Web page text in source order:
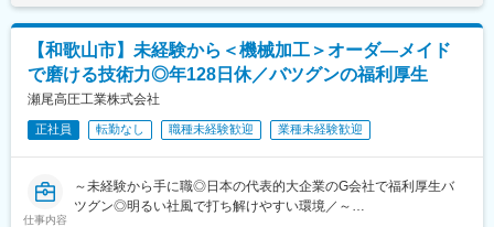
蚊取り線香については大きなシェアを持ち、うずまき型のあの蚊
取り線香の自動製造機を初めて開発したのも当社です。
※地域経済への影響力や成長性を認められ、経済産業省より「地域
未来牽引企業」として選定されています。
■事業内容：
殺虫剤・入浴剤・洗浄剤など日用品開発製造販売を行っていま
す。
https://www.lionchemical.jp/
【和歌山市】未経験から＜機械加工＞オーダ―メイド
で磨ける技術力◎年128日休／バツグンの福利厚生
瀬尾高圧工業株式会社
正社員 転勤なし 職種未経験歓迎 業種未経験歓迎
仕事内容
～未経験から手に職◎日本の代表的大企業のG会社で福利厚生バ
ツグン◎明るい社風で打ち解けやすい環境／～